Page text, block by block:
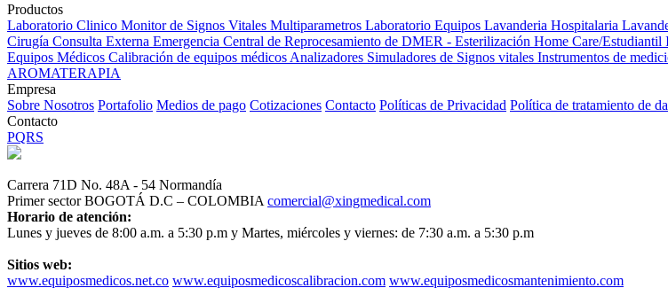
Productos
Laboratorio Clinico Monitor de Signos Vitales Multiparametros Laboratorio Equipos Lavanderia Hospitalaria
Cirugía Consulta Externa Emergencia Central de Reprocesamiento de DMER - Esterilización Home Care/Estudiantil
Equipos Médicos Calibración de equipos médicos Analizadores Simuladores de Signos vitales Instrumentos de
AROMATERAPIA
Empresa
Sobre Nosotros Portafolio Medios de pago Cotizaciones Contacto Políticas de Privacidad Política de tratamiento de
Contacto
PQRS
Carrera 71D No. 48A - 54 Normandía
Primer sector BOGOTÁ D.C – COLOMBIA comercial@xingmedical.com
Horario de atención:
Lunes y jueves de 8:00 a.m. a 5:30 p.m y Martes, miércoles y viernes: de 7:30 a.m. a 5:30 p.m
Sitios web:
www.equiposmedicos.net.co www.equiposmedicoscalibracion.com www.equiposmedicosmantenimiento.com